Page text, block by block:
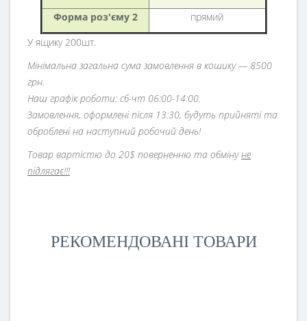
Форма роз'єму 2
прямий
У ящику 200шт.
Мінімальна загальна сума замовлення в кошику — 8500
грн.
Наш графік роботи: сб-чт 06:00-14:00.
Замовлення, оформлені після 13:30, будуть прийняті та
оброблені на наступний робочий день!
Товар вартістю до 20$ поверненню та обмінуне
підлягає!!!
РЕКОМЕНДОВАНІ ТОВАРИ